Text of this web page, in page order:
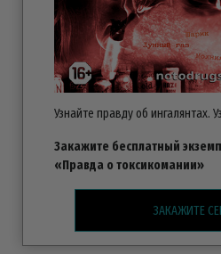
Узнайте правду об ингалянтах.
Закажите бесплатный
«Правда о токсикомании»
ЗАКАЖИТЕ